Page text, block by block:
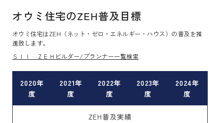
オウミ住宅のZEH普及目標
オウミ住宅はZEH（ネット・ゼロ・エネルギー・ハウス）の普及を推
進致します。
ＳＩＩ ＺＥＨビルダー/プランナー一覧検索
2020年
度
2021年
度
2022年
度
2023年
度
2024年
度
ZEH普及実績